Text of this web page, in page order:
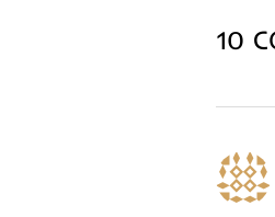
10